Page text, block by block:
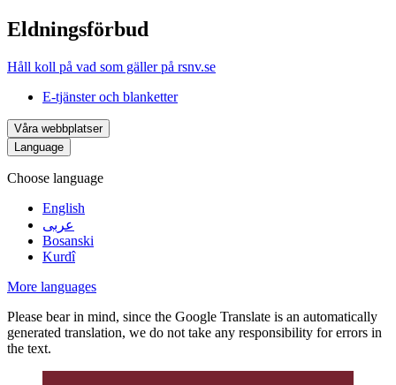
Eldningsförbud
Håll koll på vad som gäller på rsnv.se
E-tjänster och blanketter
Våra webbplatser
Language
Choose language
English
عربى
Bosanski
Kurdî
More languages
Please bear in mind, since the Google Translate is an automatically
generated translation, we do not take any responsibility for errors in
the text.